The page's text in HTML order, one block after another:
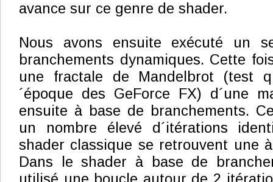
avance sur ce genre de shader.
Nous avons ensuite exécuté un
branchements dynamiques. Cette
une fractale de Mandelbrot (test
´époque des GeForce FX) d´une
ensuite à base de branchements.
un nombre élevé d´itérations
shader classique se retrouvent une
Dans le shader à base de